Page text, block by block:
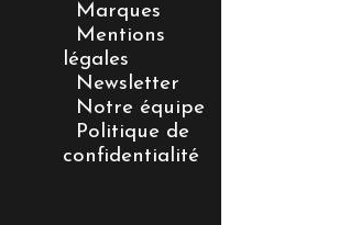
Marques
Mentions
légales
Newsletter
Notre équipe
Politique de
confidentialité